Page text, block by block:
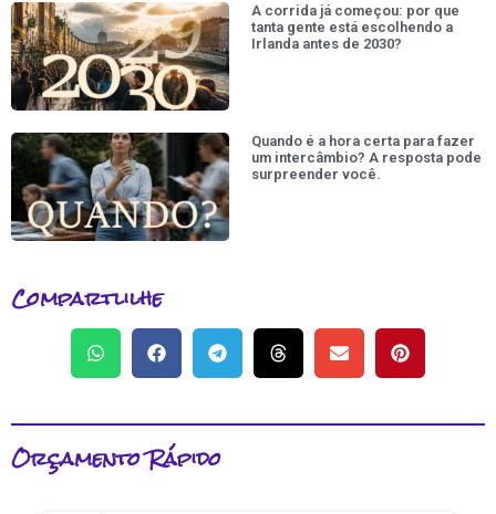
A corrida já começou: por que
tanta gente está escolhendo a
Irlanda antes de 2030?
Quando é a hora certa para fazer
um intercâmbio? A resposta pode
surpreender você.
Compartlilhe
Orçamento Rápido